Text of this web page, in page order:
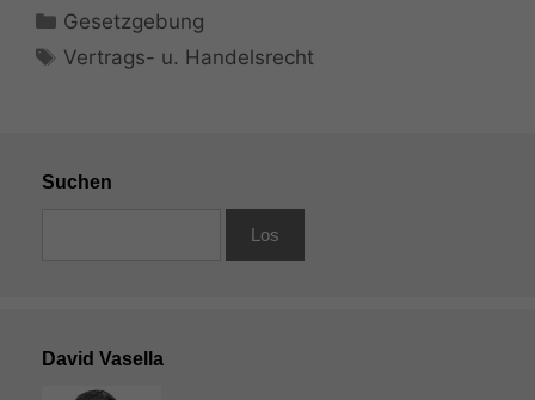
Kategorien
Gesetzgebung
Schlagwörter
Vertrags- u. Handelsrecht
Suchen
David Vasella